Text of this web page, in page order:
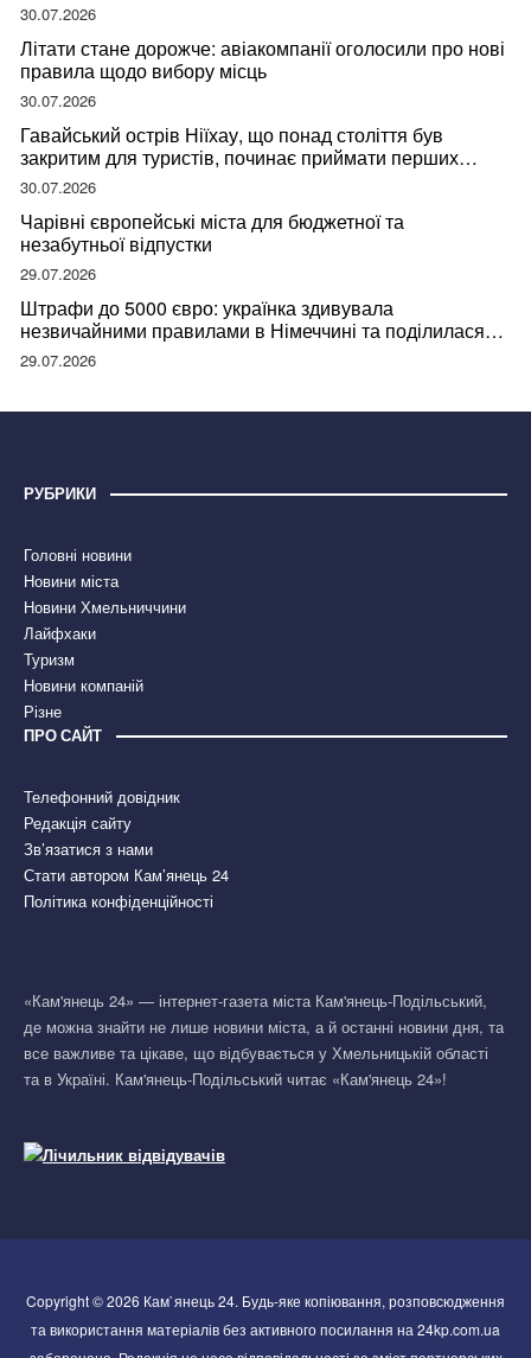
30.07.2026
Літати стане дорожче: авіакомпанії оголосили про нові
правила щодо вибору місць
30.07.2026
Гавайський острів Ніїхау, що понад століття був
закритим для туристів, починає приймати перших
відвідувачів
30.07.2026
Чарівні європейські міста для бюджетної та
незабутньої відпустки
29.07.2026
Штрафи до 5000 євро: українка здивувала
незвичайними правилами в Німеччині та поділилася
правдою
29.07.2026
РУБРИКИ
Головні новини
Новини міста
Новини Хмельниччини
Лайфхаки
Туризм
Новини компаній
Різне
ПРО САЙТ
Телефонний довідник
Редакція сайту
Зв’язатися з нами
Стати автором Кам’янець 24
Політика конфіденційності
«Кам'янець 24» — інтернет-газета міста Кам'янець-Подільський,
де можна знайти не лише новини міста, а й останні новини дня, та
все важливе та цікаве, що відбувається у Хмельницькій області
та в Україні. Кам'янець-Подільський читає «Кам'янець 24»!
Copyright © 2026 Кам`янець 24. Будь-яке копіювання, розповсюдження
та використання матеріалів без активного посилання на 24kp.com.ua